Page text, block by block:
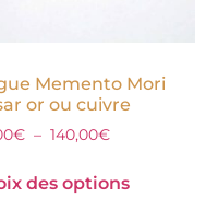
Memento Mori
or ou cuivre
€ – 140,00€
des options